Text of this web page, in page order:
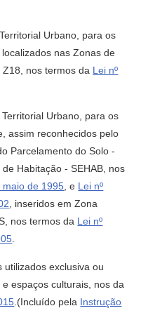
Urbano, para os
nas Zonas de
nos termos da Lei nº
Urbano, para os
assim reconhecidos pelo
Parcelamento do Solo -
Habitação - SEHAB, nos
maio de 1995 , e Lei nº
, inseridos em Zona
nos termos da Lei nº
utilizados exclusiva ou
espaços culturais, nos da
.(Incluído pela Instrução